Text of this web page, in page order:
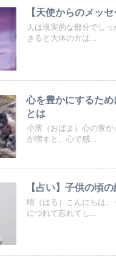
【天使からのメッ
人は現実的な部分でし
きると大体の方は...
心を豊かにするた
とは
小濱（おばま）心の豊
が増すと、心で感...
【占い】子供の頃
晴（はる）こんにちは
につれて忘れてし...